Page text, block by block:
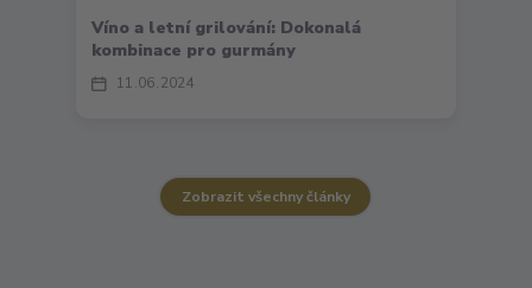
11 06 2024
Víno a letní grilování: Dokonalá
kombinace pro gurmány
Zobrazit všechny články